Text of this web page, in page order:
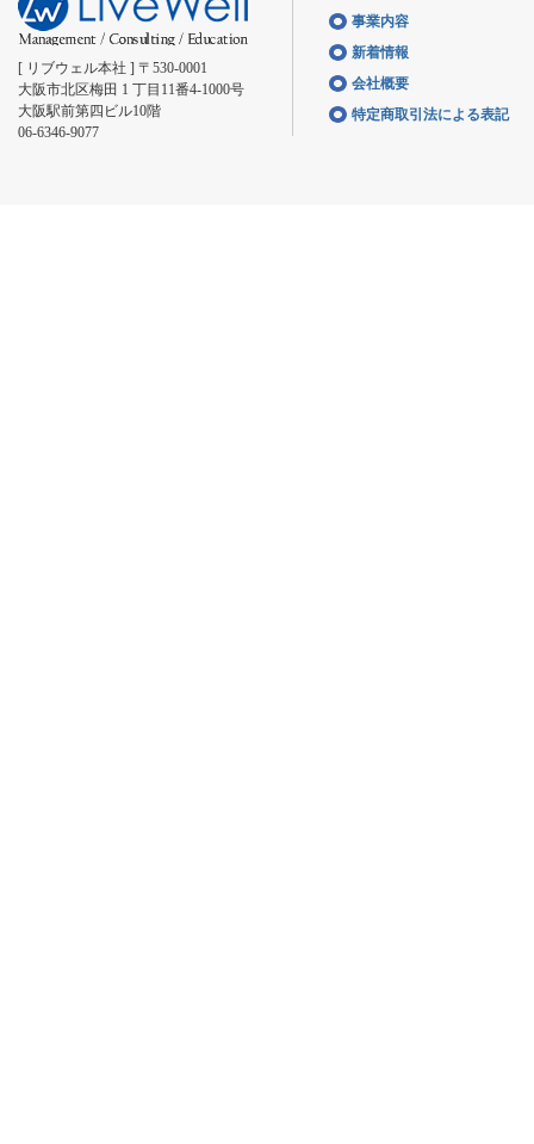
[ リブウェル本社 ] 〒530-0001
大阪市北区梅田 1 丁目11番4-1000号
大阪駅前第四ビル10階
06-6346-9077
事業内容
新着情報
会社概要
特定商取引法による表記